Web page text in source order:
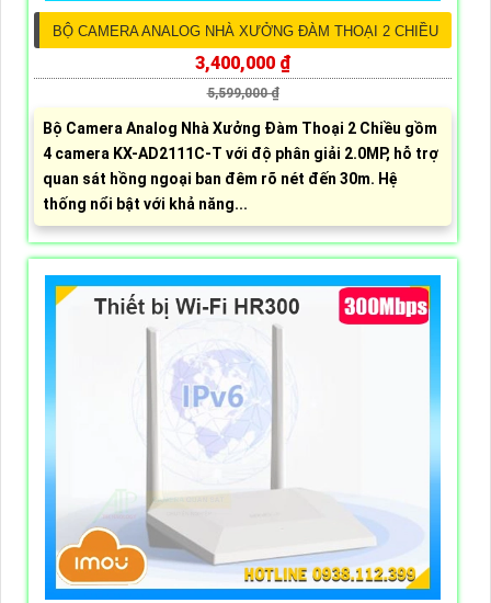
BỘ CAMERA ANALOG NHÀ XƯỞNG ĐÀM THOẠI 2 CHIỀU
3,400,000 ₫
5,599,000 ₫
Bộ Camera Analog Nhà Xưởng Đàm Thoại 2 Chiều gồm
4 camera KX-AD2111C-T với độ phân giải 2.0MP, hỗ trợ
quan sát hồng ngoại ban đêm rõ nét đến 30m. Hệ
thống nổi bật với khả năng...